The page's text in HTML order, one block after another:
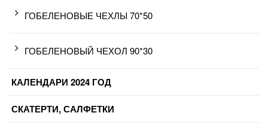
ГОБЕЛЕНОВЫЕ ЧЕХЛЫ 70*50
ГОБЕЛЕНОВЫЙ ЧЕХОЛ 90*30
КАЛЕНДАРИ 2024 ГОД
СКАТЕРТИ, САЛФЕТКИ